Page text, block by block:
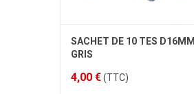
SACHET DE 10 TES D16MM
GRIS
4,00 €(TTC)